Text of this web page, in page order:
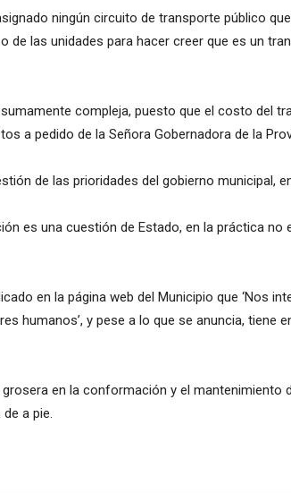
ningún circuito de transporte público
de las unidades para hacer creer que es un
compleja, puesto que el costo del
a pedido de la Señora Gobernadora de la
de las prioridades del gobierno municipal,
es una cuestión de Estado, en la práctica
en la página web del Municipio que ‘Nos
humanos’, y pese a lo que se anuncia, tiene
en la conformación y el mantenimiento
a pie.